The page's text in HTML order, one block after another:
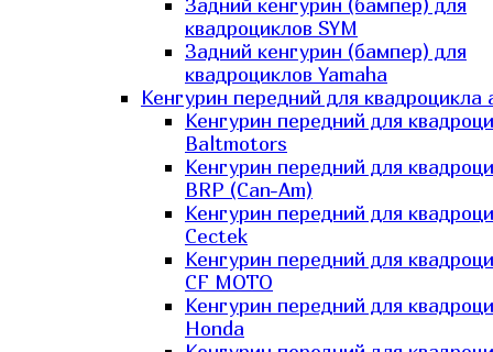
Задний кенгурин (бампер) для
квадроциклов SYM
Задний кенгурин (бампер) для
квадроциклов Yamaha
Кенгурин передний для квадроцикла
Кенгурин передний для
Baltmotors
Кенгурин передний для
BRP (Can-Am)
Кенгурин передний для
Cectek
Кенгурин передний для
CF MOTO
Кенгурин передний для
Honda